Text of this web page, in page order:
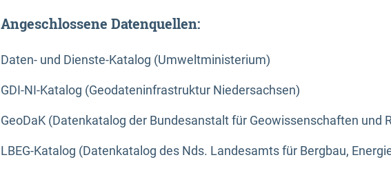
Angeschlossene Datenquellen:
Daten- und Dienste-Katalog (Umweltministerium)
GDI-NI-Katalog (Geodateninfrastruktur Niedersachsen)
GeoDaK (Datenkatalog der Bundesanstalt für Geowissenschaften und
LBEG-Katalog (Datenkatalog des Nds. Landesamts für Bergbau,